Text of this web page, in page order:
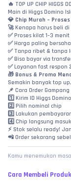
🔥 TOP UP CHIP HIGGS
Main di Higgs Domino
💎 Chip Murah –
🚀 Kenapa harus beli di
✅ Proses kilat 1–3 menit
✅ Harga paling
✅ Tanpa ribet & tanpa
✅ Bisa bayar via
✅ Layanan fast respon
🎁 Bonus & Promo
Semakin banyak top
📌 Cara Order
1️⃣ Kirim ID Higgs Domino
2️⃣ Pilih nominal chip
3️⃣ Lakukan
4️⃣ Chip langsung
⚡ Stok selalu ready!
📲 Order sekarang
Kamu menemukan
Cara Membeli